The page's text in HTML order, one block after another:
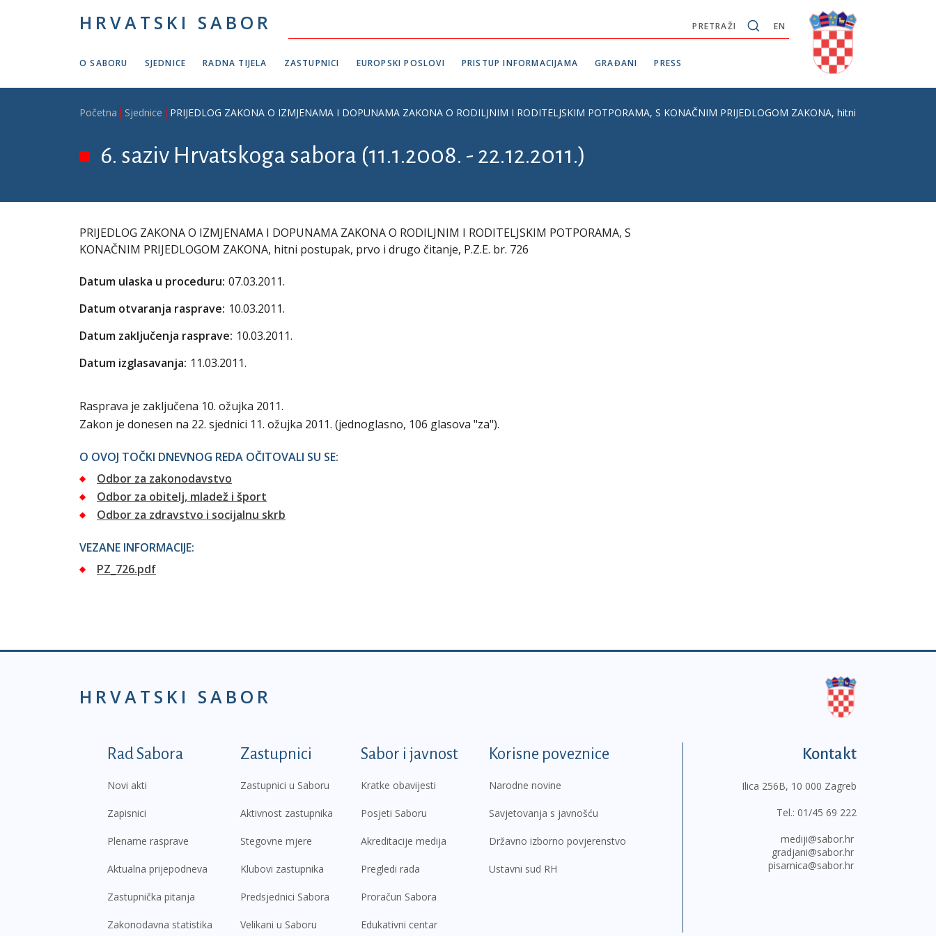
HRVATSKI SABOR EN
PRETRAŽI
O SABORU SJEDNICE RADNA TIJELA ZASTUPNICI EUROPSKI POSLOVI PRISTUP INFORMACIJAMA GRAĐANI PRESS
Breadcrumb
Početna Sjednice PRIJEDLOG ZAKONA O IZMJENAMA I DOPUNAMA ZAKONA O RODILJNIM I RODITELJSKIM POTPORAMA, S KONAČNIM PRIJEDLOGOM ZAKONA, hitni postupak, prvo
6. saziv Hrvatskoga sabora (11.1.2008. - 22.12.2011.)
PRIJEDLOG ZAKONA O IZMJENAMA I DOPUNAMA ZAKONA O RODILJNIM I RODITELJSKIM POTPORAMA, S
KONAČNIM PRIJEDLOGOM ZAKONA, hitni postupak, prvo i drugo čitanje, P.Z.E. br. 726
Datum ulaska u proceduru: 07.03.2011.
Datum otvaranja rasprave: 10.03.2011.
Datum zaključenja rasprave: 10.03.2011.
Datum izglasavanja: 11.03.2011.
Rasprava je zaključena 10. ožujka 2011.
Zakon je donesen na 22. sjednici 11. ožujka 2011. (jednoglasno, 106 glasova "za").
O OVOJ TOČKI DNEVNOG REDA OČITOVALI SU SE:
Odbor za zakonodavstvo
Odbor za obitelj, mladež i šport
Odbor za zdravstvo i socijalnu skrb
VEZANE INFORMACIJE:
PZ_726.pdf
HRVATSKI SABOR
Podnožje prvi izbornik
Rad Sabora
Novi akti
Zapisnici
Plenarne rasprave
Aktualna prijepodneva
Zastupnička pitanja
Zakonodavna statistika
Zastupnici
Zastupnici u Saboru
Aktivnost zastupnika
Stegovne mjere
Klubovi zastupnika
Predsjednici Sabora
Velikani u Saboru
Sabor i javnost
Kratke obavijesti
Posjeti Saboru
Akreditacije medija
Pregledi rada
Proračun Sabora
Edukativni centar
Korisne poveznice
Narodne novine
Savjetovanja s javnošću
Državno izborno povjerenstvo
Ustavni sud RH
Kontakt
Ilica 256B, 10 000 Zagreb
Tel.: 01/45 69 222
mediji@sabor.hr
gradjani@sabor.hr
pisarnica@sabor.hr